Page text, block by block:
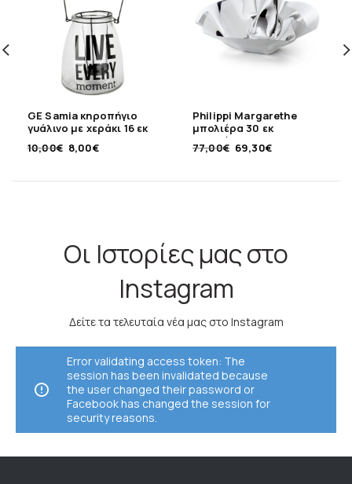
GE Samia κηροπήγιο
γυάλινο με χεράκι 16 εκ
10,00€ 8,00€
Philippi Margarethe
μπολιέρα 30 εκ
ανοξείδωτη
77,00€ 69,30€
Οι Ιστορίες μας στο
Instagram
Δείτε τα τελευταία νέα μας στο Instagram
Error validating access token: The
session has been invalidated because
the user changed their password or
Facebook has changed the session for
security reasons.